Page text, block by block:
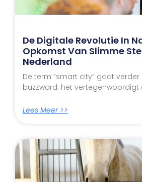
De Digitale Revolutie In
Opkomst Van Slimme
Nederland
De term “smart city” gaat
buzzword; het vertegenwoordigt
Lees Meer >>